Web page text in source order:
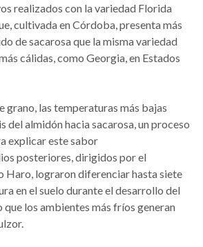
realizados con la variedad Florida
cultivada en Córdoba, presenta más
de sacarosa que la misma variedad
cálidas, como Georgia, en Estados
grano, las temperaturas más bajas
del almidón hacia sacarosa, un proceso
explicar este sabor
posteriores, dirigidos por el
Haro, lograron diferenciar hasta siete
en el suelo durante el desarrollo del
los ambientes más fríos generan